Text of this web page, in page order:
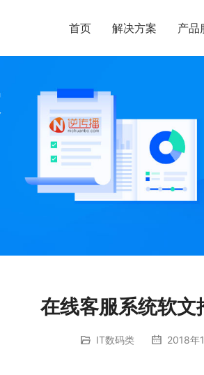
首页 解决方案 产品
在线客服系统软文
IT数码类 2018年